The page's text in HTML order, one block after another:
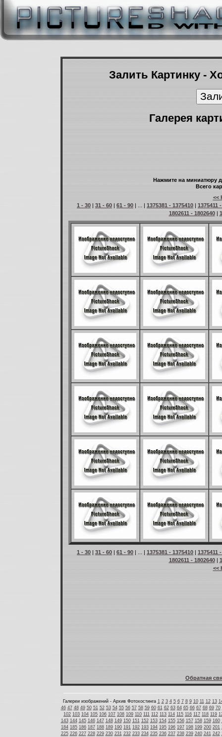
Залить Картинку -
Галерея
Нажмите на миниатюру
Всего
<<
1 - 30 | 31 - 60 | 61 - 90 | ... | 1375381 - 1375410 | 1375411
1802611 - 1802640|
1 - 30 | 31 - 60 | 61 - 90 | ... | 1375381 - 1375410 | 1375411
1802611 - 1802640|
<<
Обратная
Галереи изображений - Архив Фотохостинга 1 2 3 4 5 6 7 8 9 10 11 12 13
46 47 48 49 50 51 52 53 54 55 56 57 58 59 60 61 62 63 64 65 66 67 68 69 70
102 103 104 105 106 107 108 109 110 111 112 113 114 115 116 117 118 119
143 144 145 146 147 148 149 150 151 152 153 154 155 156 157 158 159 160
184 185 186 187 188 189 190 191 192 193 194 195 196 197 198 199 200 201
225 226 227 228 229 230 231 232 233 234 235 236 237 238 239 240 241 242